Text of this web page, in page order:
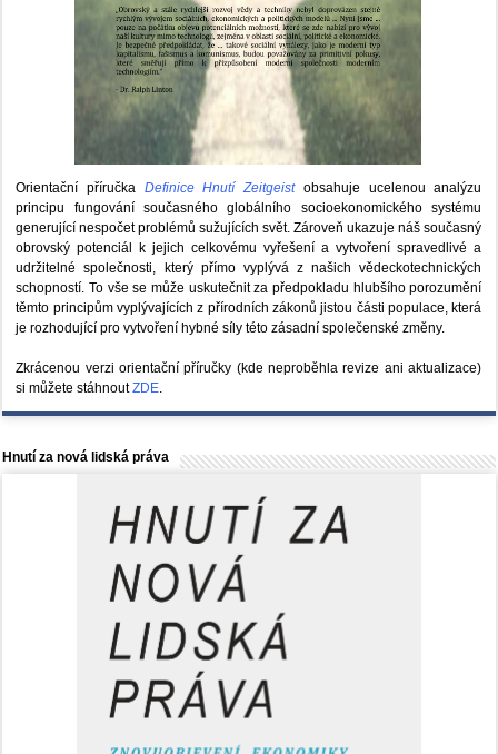
Orientační příručka Definice Hnutí Zeitgeistobsahuje ucelenou analýzu
principu fungování současného globálního socioekonomického systému
generující nespočet problémů sužujících svět. Zároveň ukazuje náš současný
obrovský potenciál k jejich celkovému vyřešení a vytvoření spravedlivé a
udržitelné společnosti, který přímo vyplývá z našich vědeckotechnických
schopností. To vše se může uskutečnit za předpokladu hlubšího porozumění
těmto principům vyplývajících z přírodních zákonů jistou části populace, která
je rozhodující pro vytvoření hybné síly této zásadní společenské změny.
Zkrácenou verzi orientační příručky (kde neproběhla revize ani aktualizace)
si můžete stáhnoutZDE.
Hnutí za nová lidská práva